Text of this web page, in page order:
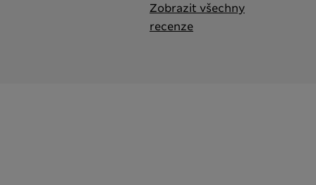
Zobrazit všechny
recenze